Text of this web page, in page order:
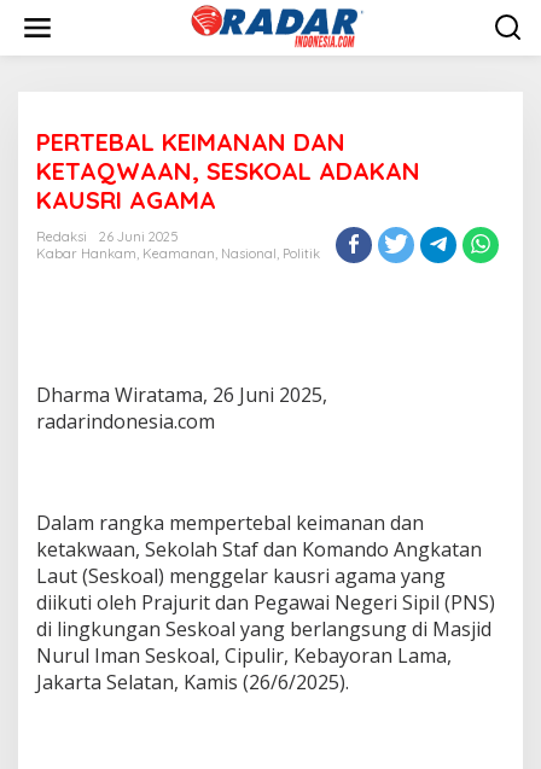
w
PERTEBAL KEIMANAN DAN
KETAQWAAN, SESKOAL ADAKAN
KAUSRI AGAMA
Redaksi
26 Juni 2025
Kabar Hankam, Keamanan, Nasional, Politik
Dharma Wiratama, 26 Juni 2025,
radarindonesia.com
Dalam rangka mempertebal keimanan dan
ketakwaan, Sekolah Staf dan Komando Angkatan
Laut (Seskoal) menggelar kausri agama yang
diikuti oleh Prajurit dan Pegawai Negeri Sipil (PNS)
di lingkungan Seskoal yang berlangsung di Masjid
Nurul Iman Seskoal, Cipulir, Kebayoran Lama,
Jakarta Selatan, Kamis (26/6/2025).